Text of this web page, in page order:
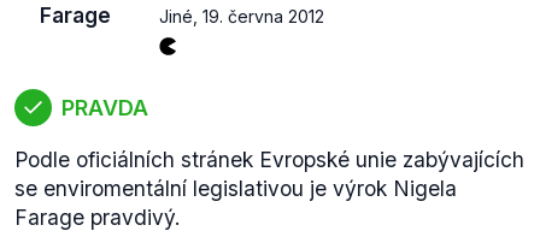
Farage
Jiné 19. června 2012
PRAVDA
Podle oficiálních stránek Evropské unie zabývajících
se enviromentální legislativou je výrok Nigela
Farage pravdivý.